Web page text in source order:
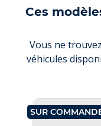
Ces
Vous ne
véhicules
SUR